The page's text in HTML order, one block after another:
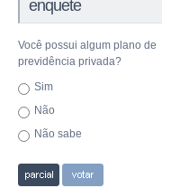
enquete
Você possui algum plano de
previdência privada?
Sim
Não
Não sabe